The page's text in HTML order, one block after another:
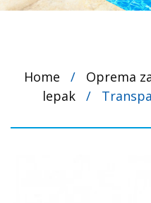
Home / Oprema
lepak
/